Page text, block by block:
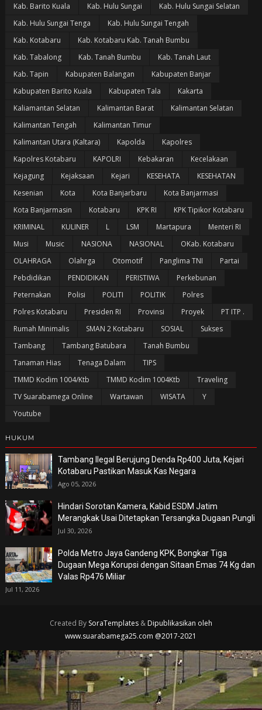
Kab. Barito Kuala
Kab. Hulu Sungai
Kab. Hulu Sungai Selatan
Kab. Hulu Sungai Tenga
Kab. Hulu Sungai Tengah
Kab. Kotabaru
Kab. Kotabaru Kab. Tanah Bumbu
Kab. Tabalong
Kab. Tanah Bumbu
Kab. Tanah Laut
Kab. Tapin
Kabupaten Balangan
Kabupaten Banjar
Kabupaten Barito Kuala
Kabupaten Tala
Kakarta
Kaliamantan Selatan
Kalimantan Barat
Kalimantan Selatan
Kalimantan Tengah
Kalimantan Timur
Kalimantan Utara (Kaltara)
Kapolda
Kapolres
Kapolres Kotabaru
KAPOLRI Kebakaran
Kecelakaan
Kejagung
Kejaksaan Kejari KESEHATA
KESEHATAN
Kesenian
Kota Kota Banjarbaru
Kota Banjarmasi
Kota Banjarmasin
Kotabaru KPK RI
KPK Tipikor Kotabaru
KRIMINAL
KULINER L LSM Martapura
Menteri RI
Musi
Music NASIONA NASIONAL
OKab. Kotabaru
OLAHRAGA
Olahrga Otomotif Panglima TNI
Partai
Pebdidikan
PENDIDIKAN PERISTIWA
Perkebunan
Peternakan
Polisi POLITI POLITIK
Polres
Polres Kotabaru
Presiden RI Provinsi Proyek
PT ITP .
Rumah Minimalis
SMAN 2 Kotabaru SOSIAL
Sukses
Tambang
Tambang Batubara
Tanah Bumbu
Tanaman Hias
Tenaga Dalam
TIPS
TMMD Kodim 1004/Ktb
TMMD Kodim 1004Ktb
Traveling
TV Suarabamega Online
Wartawan WISATA
Y
Youtube
HUKUM
Tambang Ilegal Berujung Denda Rp400 Juta, Kejari
Kotabaru Pastikan Masuk Kas Negara
Ago 05, 2026
Hindari Sorotan Kamera, Kabid ESDM Jatim
Merangkak Usai Ditetapkan Tersangka Dugaan Pungli
Jul 30, 2026
Polda Metro Jaya Gandeng KPK, Bongkar Tiga
Dugaan Mega Korupsi dengan Sitaan Emas 74 Kg dan
Valas Rp476 Miliar
Jul 11, 2026
Created By SoraTemplates& Dipublikasikan oleh
www.suarabamega25.com @2017-2021